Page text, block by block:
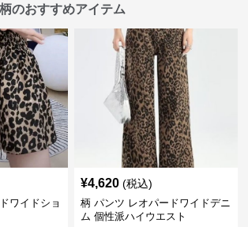
のおすすめアイテム
ワイドショ
¥4,620 (税込)
柄 パンツ レオパードワイドデニ
ム 個性派ハイウエスト